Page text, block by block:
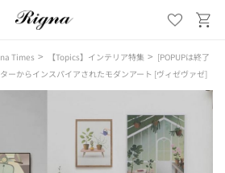
Times > 【Topics】インテリア特集 > [POPUPは終了
ーからインスパイアされたモダンアート [ヴィゼヴァゼ]